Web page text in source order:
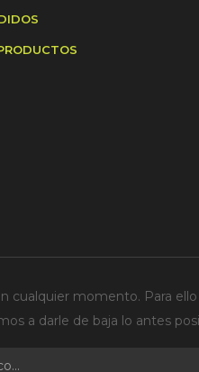
cualquier momento. Para
a darle de baja lo antes